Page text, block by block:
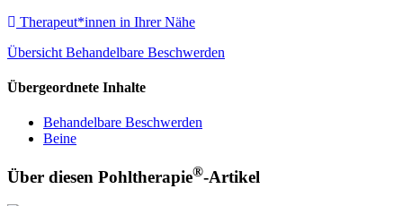
Therapeut*innen in Ihrer Nähe
Übersicht Behandelbare Beschwerden
Übergeordnete Inhalte
Behandelbare Beschwerden
Beine
Über diesen Pohltherapie®-Artikel